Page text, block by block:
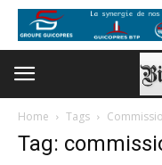
Home Tags
Tag: